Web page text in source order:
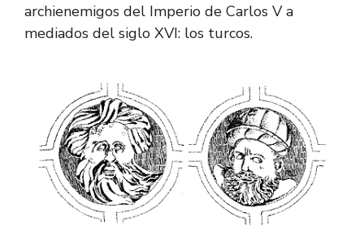
archienemigos del Imperio de Carlos V a
mediados del siglo XVI: los turcos.